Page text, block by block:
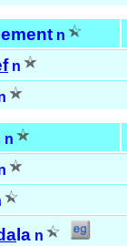
n
n
n
la n